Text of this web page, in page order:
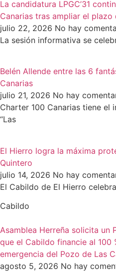
La candidatura LPGC’31
Canarias tras ampliar el plazo
julio 22, 2026 No hay
La sesión informativa se
Belén Allende entre las 6
Canarias
julio 21, 2026 No hay
Charter 100 Canarias tiene el
“Las
El Hierro logra la máxima
Quintero
julio 14, 2026 No hay
El Cabildo de El Hierro
Cabildo
Asamblea Herreña solicita un
que el Cabildo financie al 100
emergencia del Pozo de Las
agosto 5, 2026 No hay